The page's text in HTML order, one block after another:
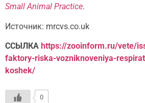
Small Animal Practice.
Источник: mrcvs.co.uk
ССЫЛКА https://zooinform.ru/vete/
faktory-riska-vozniknoveniya-
koshek/
0